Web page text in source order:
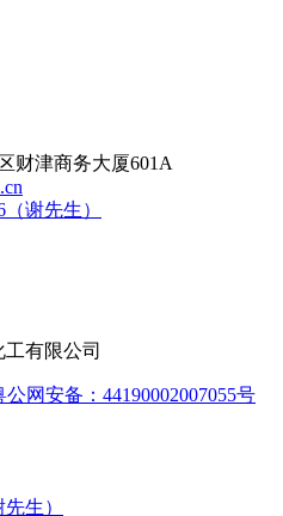
财津商务大厦601A
（谢先生）
有限公司
公网安备：44190002007055号
生）